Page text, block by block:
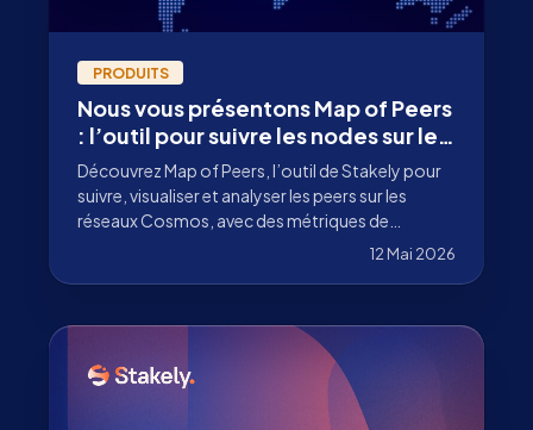
PRODUITS
Nous vous présentons Map of Peers
: l’outil pour suivre les nodes sur les
réseaux Cosmos
Découvrez Map of Peers, l’outil de Stakely pour
suivre, visualiser et analyser les peers sur les
réseaux Cosmos, avec des métriques de
décentralisation, de latence et de connectivité.
12 Mai 2026